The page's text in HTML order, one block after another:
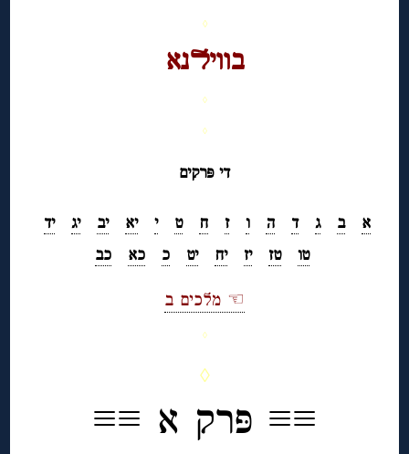
◊
בוויﬥנא
◊
◊
די פּרקים
א ב ג ד ה ו ז ח ט י יא יב יג
יד
טו
טז יז יח יט כ כא כב
☜ מלכים ב
◊
◊
≡≡ פּרק א ≡≡